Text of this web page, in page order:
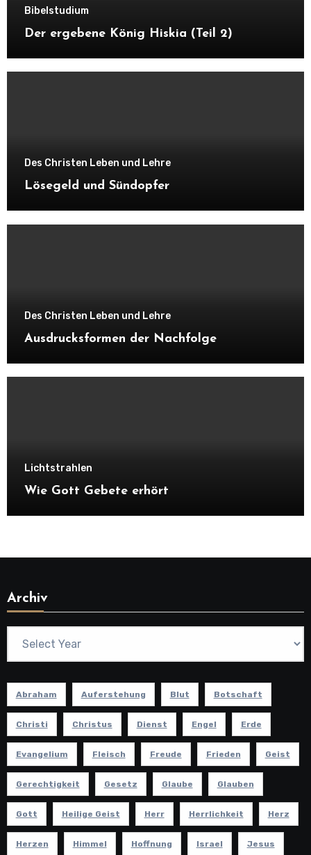
Bibelstudium
Der ergebene König Hiskia (Teil 2)
Des Christen Leben und Lehre
Lösegeld und Sündopfer
Des Christen Leben und Lehre
Ausdrucksformen der Nachfolge
Lichtstrahlen
Wie Gott Gebete erhört
Archiv
Abraham Auferstehung Blut Botschaft
Christi Christus Dienst Engel Erde
Evangelium Fleisch Freude Frieden Geist
Gerechtigkeit Gesetz Glaube Glauben
Gott Heilige Geist Herr Herrlichkeit Herz
Herzen Himmel Hoffnung Israel Jesus